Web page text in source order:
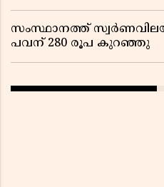
സംസ്ഥാനത്ത്
പവന് 280 രൂപ കുറഞ്ഞു